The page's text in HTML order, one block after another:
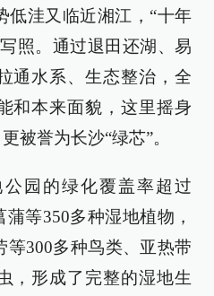
低洼又临近湘江，“十年
照。通过退田还湖、易
通水系、生态整治，全
和本来面貌，这里摇身
被誉为长沙“绿芯”。
园的绿化覆盖率超过
等350多种湿地植物，
等300多种鸟类、亚热带
，形成了完整的湿地生